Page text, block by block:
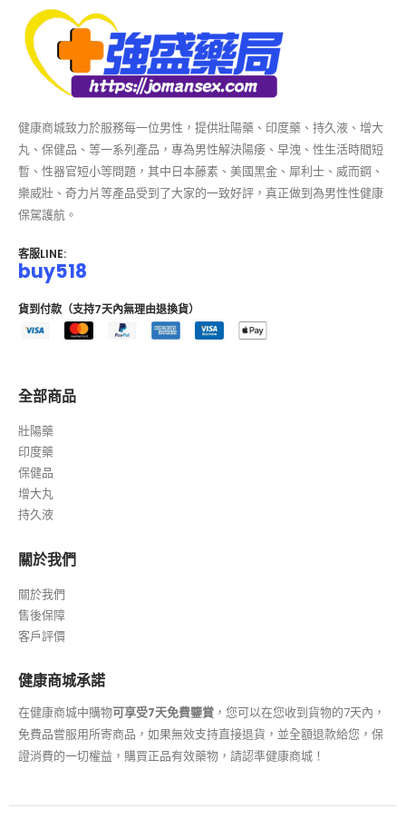
健康商城致力於服務每一位男性，提供壯陽藥、印度藥、持久液、增大
丸、保健品、等一系列產品，專為男性解決陽痿、早洩、性生活時間短
暫、性器官短小等問題，其中日本藤素、美國黑金、犀利士、威而鋼、
樂威壯、奇力片等產品受到了大家的一致好評，真正做到為男性性健康
保駕護航。
客服LINE:
buy518
貨到付款（支持7天內無理由退換貨）
全部商品
壯陽藥
印度藥
保健品
增大丸
持久液
關於我們
關於我們
售後保障
客戶評價
健康商城承諾
在健康商城中購物可享受7天免費鑒賞 ，您可以在您收到貨物的7天內，
免費品嘗服用所寄商品，如果無效支持直接退貨，並全額退款給您，保
證消費的一切權益，購買正品有效藥物，請認準健康商城！